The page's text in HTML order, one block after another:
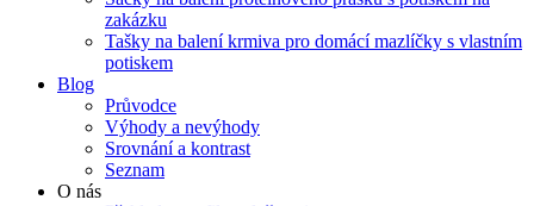
zakázku
Tašky na balení krmiva pro domácí mazlíčky s vlastním
potiskem
Blog
Průvodce
Výhody a nevýhody
Srovnání a kontrast
Seznam
O nás